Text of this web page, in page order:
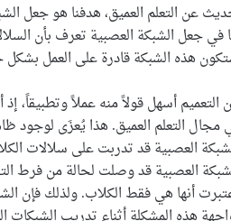
عن التعلم العميق، هدفنا هو جعل
في جعل الشبكة العصبية تعرف بأن
هذه الشبكة قادرة على العمل
أسهل قولاً منه عملاً
مجال التعلم العميق. هذا يُعزَى لوجود
العصبية قد تدربت على سلالات
العصبية قد وصلت لحالة من فرط
أنها هي فقط الكلاب. ولذلك فإن